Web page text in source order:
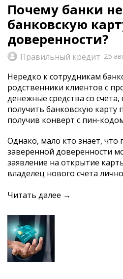
Почему банки
банковскую
доверенности?
Правильный кредит 25
Нередко к сотрудникам
родственники клиентов с
денежные средства со
получить банковскую карту
получив конверт с пин-
Однако, мало кто знает, что
заверенной доверенности
заявление на открытие
владелец нового счета
Читать далее →